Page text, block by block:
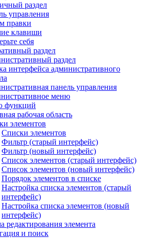
раздел
управления
правки
клавиши
себя
раздел
раздел
интерфейса административного
панель управления
меню
функций
рабочая область
элементов
Списки элементов
Фильтр (старый интерфейс)
Фильтр (новый интерфейс)
Список элементов (старый интерфейс)
Список элементов (новый интерфейс)
Порядок элементов в списке
Настройка списка элементов (старый
интерфейс)
Настройка списка элементов (новый
интерфейс)
редактирования элемента
и поиск